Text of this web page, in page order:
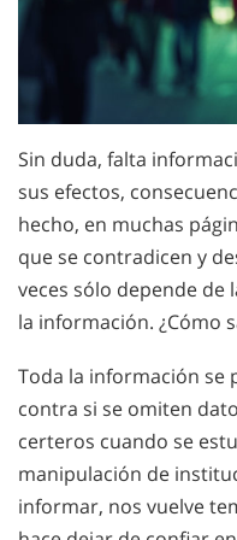
Sin duda, falta
sus efectos,
hecho, en muchas
que se contradicen y
veces sólo depende de
la información. ¿Cómo
Toda la información se
contra si se omiten
certeros cuando se
manipulación de
informar, nos vuelve